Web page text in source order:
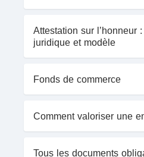
Attestation sur l’honneur
juridique et modèle
Fonds de commerce
Comment valoriser une
Tous les documents